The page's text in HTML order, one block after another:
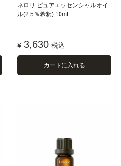
ネロリ ピュアエッセンシャルオイ
ル(2.5％希釈) 10mL
¥ 3,630 税込
カートに入れる